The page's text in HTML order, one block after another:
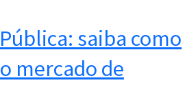
saiba como
mercado de